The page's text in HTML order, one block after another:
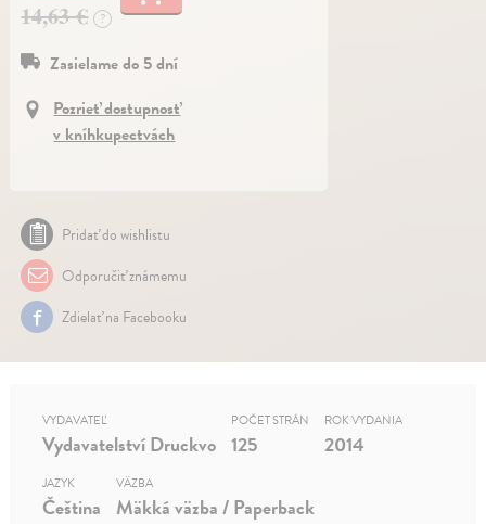
14,63 €
?
Zasielame do 5 dní
Pozrieť dostupnosť
v kníhkupectvách
Pridať do wishlistu
Odporučiť známemu
Zdielať na Facebooku
VYDAVATEĽ
Vydavatelství Druckvo
POČET STRÁN
125
ROK VYDANIA
2014
JAZYK
Čeština
VÄZBA
Mäkká väzba / Paperback